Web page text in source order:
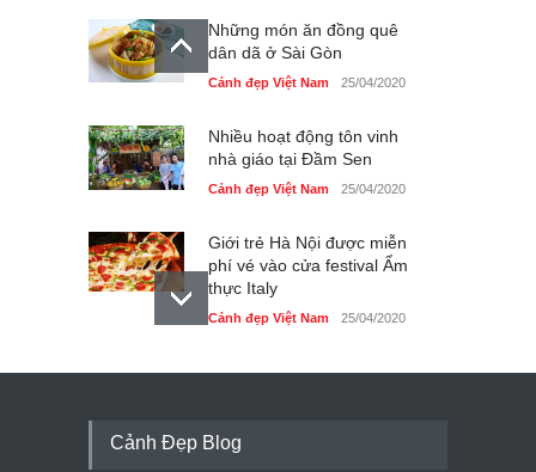
Những món ăn đồng quê
dân dã ở Sài Gòn
Cảnh đẹp Việt Nam 25/04/2020
Nhiều hoạt động tôn vinh
nhà giáo tại Đầm Sen
Cảnh đẹp Việt Nam 25/04/2020
Giới trẻ Hà Nội được miễn
phí vé vào cửa festival Ẩm
thực Italy
Cảnh đẹp Việt Nam 25/04/2020
Tam giác mạch khoe sắc
Cảnh Đẹp Blog